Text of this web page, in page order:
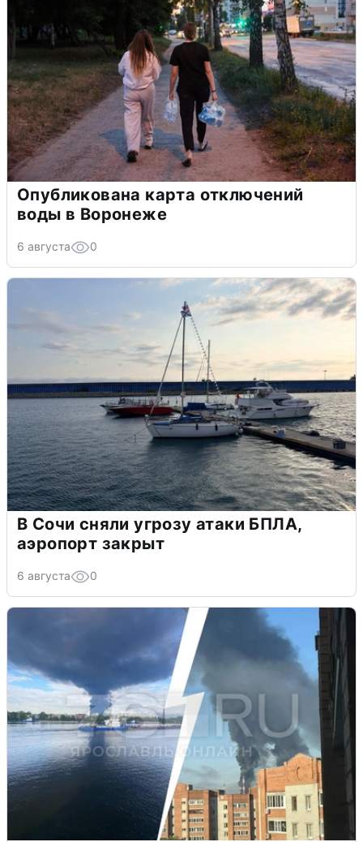
Опубликована карта отключений
воды в Воронеже
6 августа 0
В Сочи сняли угрозу атаки БПЛА,
аэропорт закрыт
6 августа 0